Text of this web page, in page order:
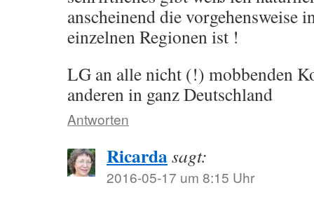
anscheinend die vorgehensweise
einzelnen Regionen ist !
LG an alle nicht (!) mobbenden
anderen in ganz Deutschland
Antworten
Ricardasagt:
2016-05-17 um 8:15 Uhr